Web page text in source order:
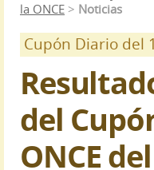
la ONCE > Noticias
Cupón Diario del
del
ONCE